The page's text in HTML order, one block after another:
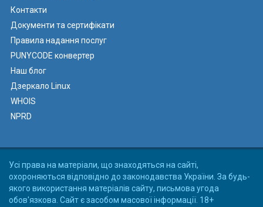
Контакти
Документи та сертифікати
Правила надання послуг
PUNYCODE конвертер
Наш блог
Дзеркало Linux
WHOIS
NPRD
Усі права на матеріали, що знаходяться на сайті,
охороняються відповідно до законодавства України. За будь-
якого використання матеріалів сайту, письмова угода
обов'язкова. Сайт є засобом масової інформації. 18+